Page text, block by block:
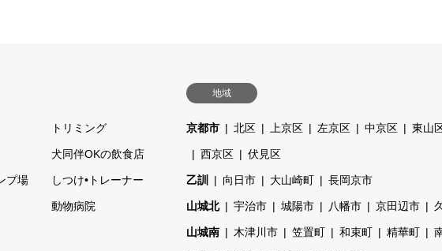
トリミング
犬同伴OKの飲食店
プ場 しつけ•トレーナー
動物病院
地域
京都市 北区 上京区 左京区 中京区 東山
西京区 伏見区
乙訓 向日市 大山崎町 長岡京市
山城北 宇治市 城陽市 八幡市 京田辺市
山城南 木津川市 笠置町 和束町 精華町